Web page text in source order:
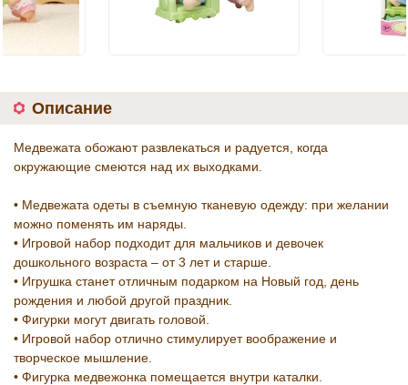
Описание
Медвежата обожают развлекаться и радуется, когда
окружающие смеются над их выходками.
• Медвежата одеты в съемную тканевую одежду: при желании
можно поменять им наряды.
• Игровой набор подходит для мальчиков и девочек
дошкольного возраста – от 3 лет и старше.
• Игрушка станет отличным подарком на Новый год, день
рождения и любой другой праздник.
• Фигурки могут двигать головой.
• Игровой набор отлично стимулирует воображение и
творческое мышление.
• Фигурка медвежонка помещается внутри каталки.